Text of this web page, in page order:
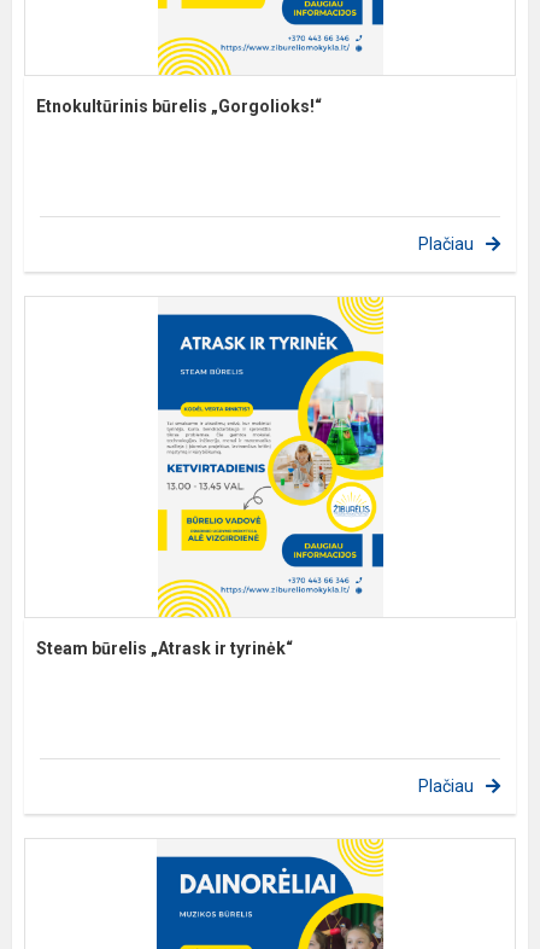
Etnokultūrinis būrelis „Gorgolioks!“
Plačiau
Steam būrelis „Atrask ir tyrinėk“
Plačiau